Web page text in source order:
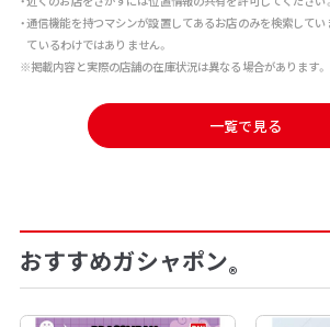
・通信機能を持つマシンが設置してあるお店のみを検索して
ているわけではありません。
※掲載内容と実際の店舗の在庫状況は異なる場合があります。
一覧で見る
おすすめガシャポン®